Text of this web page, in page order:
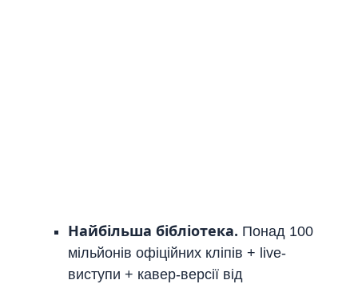
Найбільша бібліотека. Понад 100
мільйонів офіційних кліпів + live-
виступи + кавер-версії від